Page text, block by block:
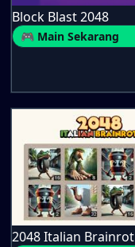
Block Blast 2048
🎮 Main Sekarang
2048 Italian Brainrot